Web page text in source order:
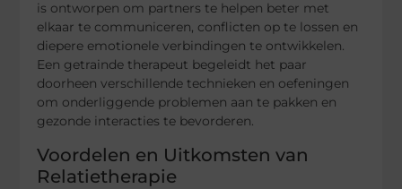
is ontworpen om partners te helpen beter met
elkaar te communiceren, conflicten op te lossen en
diepere emotionele verbindingen te ontwikkelen.
Een getrainde therapeut begeleidt het paar
doorheen verschillende technieken en oefeningen
om onderliggende problemen aan te pakken en
gezonde interacties te bevorderen.
Voordelen en Uitkomsten van
Relatietherapie